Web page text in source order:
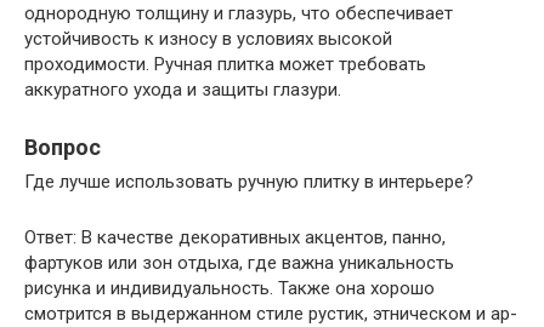
однородную толщину и глазурь, что обеспечивает
устойчивость к износу в условиях высокой
проходимости. Ручная плитка может требовать
аккуратного ухода и защиты глазури.
Вопрос
Где лучше использовать ручную плитку в интерьере?
Ответ: В качестве декоративных акцентов, панно,
фартуков или зон отдыха, где важна уникальность
рисунка и индивидуальность. Также она хорошо
смотрится в выдержанном стиле рустик, этническом и ар-